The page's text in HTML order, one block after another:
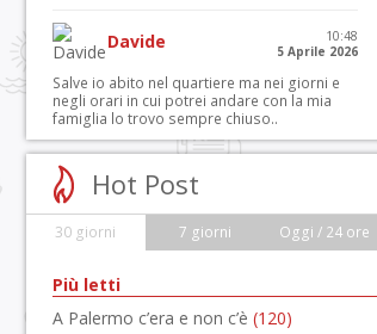
Davide
10:48
5 Aprile 2026
Salve io abito nel quartiere ma nei giorni e
negli orari in cui potrei andare con la mia
famiglia lo trovo sempre chiuso..
Hot Post
30 giorni 7 giorni Oggi / 24 ore
Più letti
A Palermo c’era e non c’è (120)